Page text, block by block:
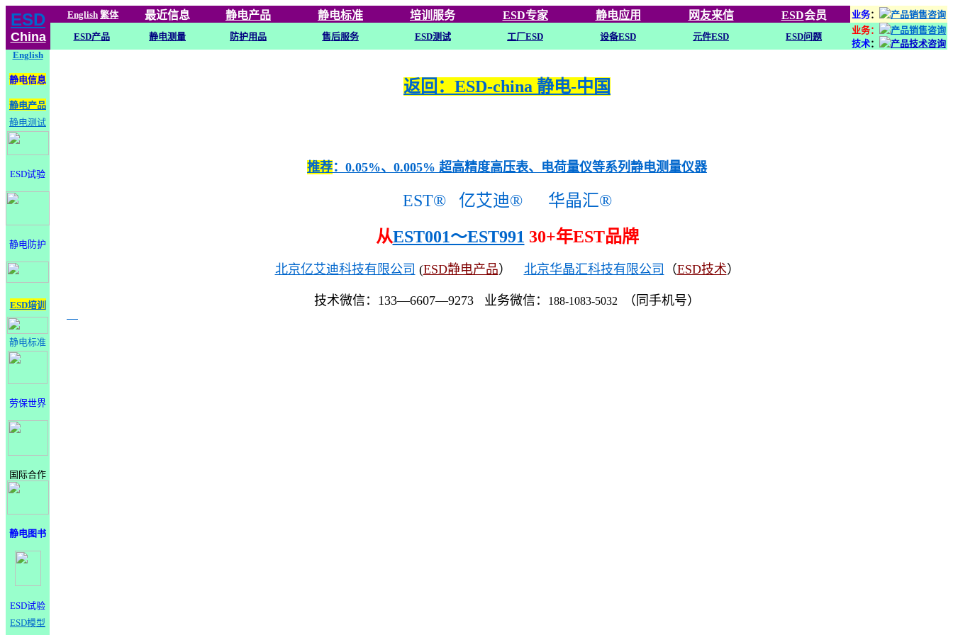
ESD
China
English 繁体 最近信息 静电产品 静电标准 培训 服务 ESD专家 静电应用 网友来信 ESD会员 业务：
ESD产品 静电测量 防护用品 售后服务 ESD测试 工厂ESD 设备ESD 元件ESD ESD问题
业务：
技术：
English
静电信息
静电产品
静电测试
ESD试验
静电防护
ESD培训
静电标准
劳保世界
国际合作
静电图书
ESD试验
ESD模型
返回：ESD-china 静电-中国
推荐：0.05%、0.005% 超高精度高压表、电荷量仪等系列静电测量仪器
EST® 亿艾迪®
华晶汇®
从EST001～EST991 30+年EST品牌
北京亿艾迪科技有限公司 (ESD静电产品） 北京华晶汇科技有限公司 （ESD技术）
技术微信：133—6607—9273 业务微信： 188-1083-5032 （同手机号）